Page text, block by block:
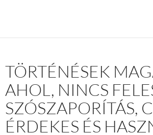
TÖRTÉNÉSEK
AHOL, NINCS
SZÓSZAPORÍTÁS,
ÉRDEKES ÉS